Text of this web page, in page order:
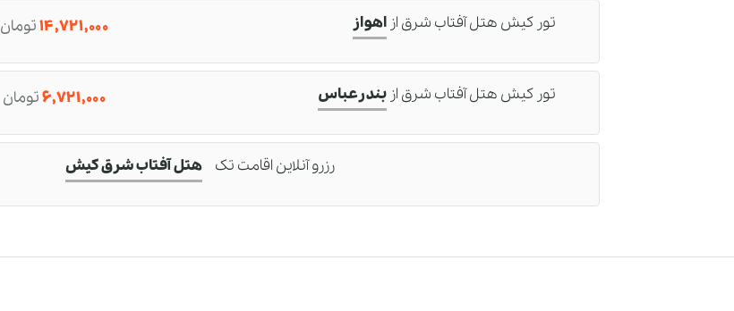
تور کیش هتل آفتاب شرق از اهواز ۱۴,۷۲۱,۰۰۰تومان
تور کیش هتل آفتاب شرق از بندرعباس ۶,۷۲۱,۰۰۰تومان
رزرو آنلاین اقامت تک هتل آفتاب شرق کیش